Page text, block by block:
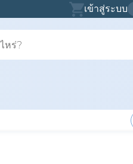
เข้าสู่ระบบ